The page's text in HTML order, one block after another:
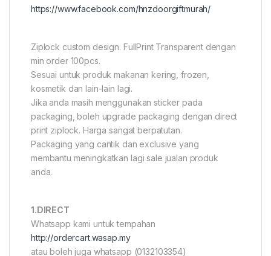
https://www.facebook.com/hnzdoorgiftmurah/
Ziplock custom design. FullPrint Transparent dengan
min order 100pcs.
Sesuai untuk produk makanan kering, frozen,
kosmetik dan lain-lain lagi.
Jika anda masih menggunakan sticker pada
packaging, boleh upgrade packaging dengan direct
print ziplock. Harga sangat berpatutan.
Packaging yang cantik dan exclusive yang
membantu meningkatkan lagi sale jualan produk
anda.
1.DIRECT
Whatsapp kami untuk tempahan
http://ordercart.wasap.my
atau boleh juga whatsapp (0132103354)